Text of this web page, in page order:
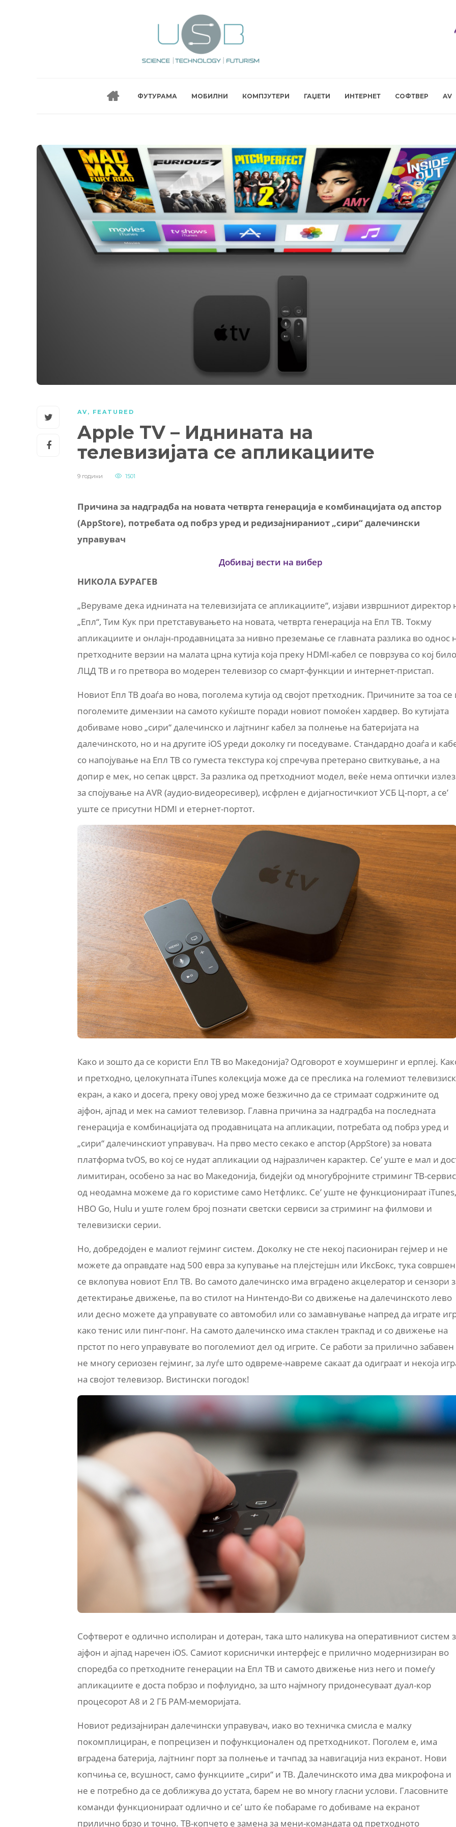
ФУТУРАМА МОБИЛНИ КОМПЈУТЕРИ ГАЏЕТИ ИНТЕРНЕТ СОФТВЕР AV
AV , FEATURED
Apple TV – Иднината на
телевизијата се апликациите
9 години 1501
Причина за надградба на новата четврта генерација е комбинацијата од апстор
(AppStore), потребата од побрз уред и редизајнираниот „сири“ далечински
управувач
Добивај вести на вибер
НИКОЛА БУРАГЕВ
„Веруваме дека иднината на телевизијата се апликациите“, изјави извршниот директор
„Епл“, Тим Кук при претставувањето на новата, четврта генерација на Епл ТВ. Токму
апликациите и онлајн-продавницата за нивно преземање се главната разлика во однос
претходните верзии на малата црна кутија која преку HDMI-кабел се поврзува со кој било
ЛЦД ТВ и го претвора во модерен телевизор со смарт-функции и интернет-пристап.
Новиот Епл ТВ доаѓа во нова, поголема кутија од својот претходник. Причините за тоа се
поголемите димензии на самото куќиште поради новиот помоќен хардвер. Во кутијата
добиваме ново „сири“ далечинско и лајтнинг кабел за полнење на батеријата на
далечинското, но и на другите iOS уреди доколку ги поседуваме. Стандардно доаѓа и
со напојување на Епл ТВ со гуместа текстура кој спречува претерано свиткување, а на
допир е мек, но сепак цврст. За разлика од претходниот модел, веќе нема оптички излез
за спојување на AVR (аудио-видеоресивер), исфрлен е дијагностичкиот УСБ Ц-порт, а се’
уште се присутни HDMI и етернет-портот.
Како и зошто да се користи Епл ТВ во Македонија? Одговорот е хоумшеринг и ерплеј.
и претходно, целокупната iTunes колекција може да се преслика на големиот
екран, а како и досега, преку овој уред може безжично да се стримаат содржините од
ајфон, ајпад и мек на самиот телевизор. Главна причина за надградба на последната
генерација е комбинацијата од продавницата на апликации, потребата од побрз уред и
„сири“ далечинскиот управувач. На прво место секако е апстор (AppStore) за новата
платформа tvOS, во кој се нудат апликации од најразличен карактер. Се’ уште е мал и
лимитиран, особено за нас во Македонија, бидејќи од многубројните стриминг ТВ-
од неодамна можеме да го користиме само Нетфликс. Се’ уште не функционираат iTunes,
HBO Go, Hulu и уште голем број познати светски сервиси за стриминг на филмови и
телевизиски серии.
Но, добредојден е малиот гејминг систем. Доколку не сте некој пасиониран гејмер и не
можете да оправдате над 500 евра за купување на плејстејшн или ИксБокс, тука
се вклопува новиот Епл ТВ. Во самото далечинско има вградено акцелератор и сензори
детектирање движење, па во стилот на Нинтендо-Ви со движење на далечинското лево
или десно можете да управувате со автомобил или со замавнување напред да играте
како тенис или пинг-понг. На самото далечинско има стаклен тракпад и со движење на
прстот по него управувате во поголемиот дел од игрите. Се работи за прилично
не многу сериозен гејминг, за луѓе што одвреме-навреме сакаат да одиграат и некоја
на својот телевизор. Вистински погодок!
Софтверот e одлично исполиран и дотеран, така што наликува на оперативниот систем
ајфон и ајпад наречен iOS. Самиот кориснички интерфејс е прилично модернизиран во
споредба со претходните генерации на Епл ТВ и самото движење низ него и помеѓу
апликациите е доста побрзо и пофлуидно, за што најмногу придонесуваат дуал-кор
процесорот А8 и 2 ГБ РАМ-меморијата.
Новиот редизајниран далечински управувач, иако во техничка смисла е малку
покомплициран, е попрецизен и пофункционален од претходникот. Поголем е, има
вградена батерија, лајтнинг порт за полнење и тачпад за навигација низ екранот. Нови
копчиња се, всушност, само функциите „сири“ и ТВ. Далечинското има два микрофона и
не е потребно да се доближува до устата, барем не во многу гласни услови. Гласовните
команди функционираат одлично и се’ што ќе побараме го добиваме на екранот
прилично брзо и точно. ТВ-копчето е замена за мени-командата од претходното